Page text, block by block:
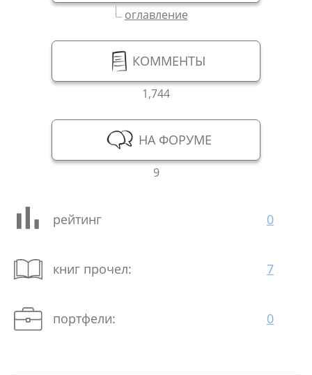
оглавление
КОММЕНТЫ
1,744
НА ФОРУМЕ
9
рейтинг 0
книг прочел: 7
портфели: 0